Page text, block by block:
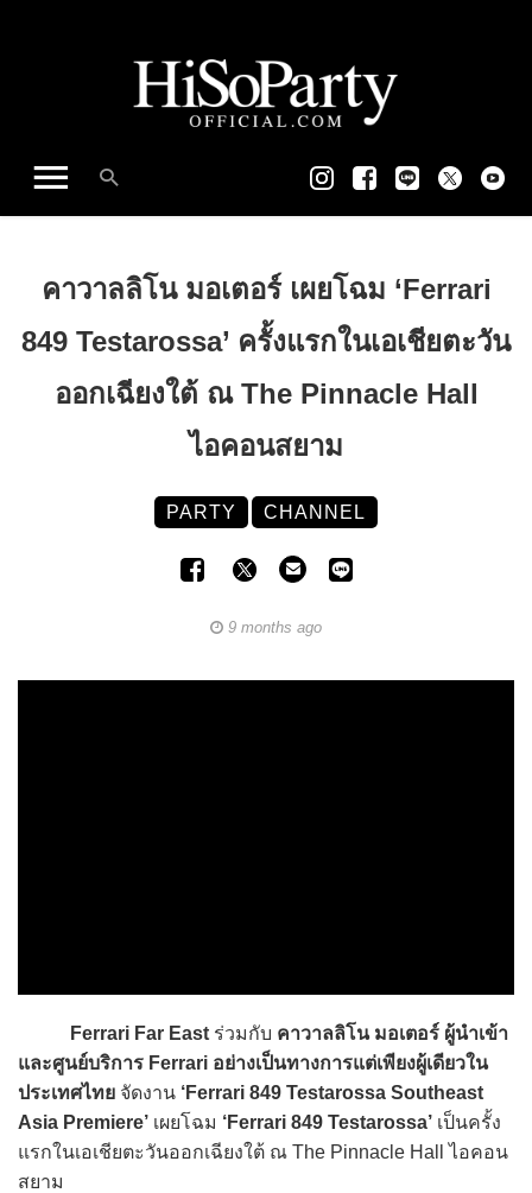
คาวาลลิโน มอเตอร์ เผยโฉม ‘Ferrari
849 Testarossa’ ครั้งแรกในเอเชียตะวัน
ออกเฉียงใต้ ณ The Pinnacle Hall
ไอคอนสยาม
PARTY CHANNEL
9 months ago
Ferrari Far East ร่วมกับ คาวาลลิโน มอเตอร์ ผู้นำเข้า
และศูนย์บริการ Ferrari อย่างเป็นทางการแต่เพียงผู้เดียวใน
ประเทศไทย จัดงาน ‘Ferrari 849 Testarossa Southeast
Asia Premiere’ เผยโฉม ‘Ferrari 849 Testarossa’ เป็นครั้ง
แรกในเอเชียตะวันออกเฉียงใต้ ณ The Pinnacle Hall ไอคอน
สยาม